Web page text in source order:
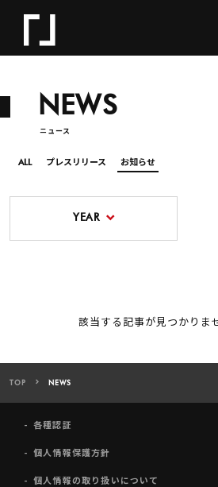
NEWS
ニュース
ALL プレスリリース お知らせ
YEAR
該当する記事が見つかりま
TOP NEWS
各種認証
個人情報保護方針
個人情報の取り扱いについて